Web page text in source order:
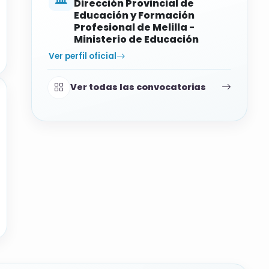
Dirección Provincial de
Educación y Formación
Profesional de Melilla -
Ministerio de Educación
Ver perfil oficial
Ver todas las convocatorias